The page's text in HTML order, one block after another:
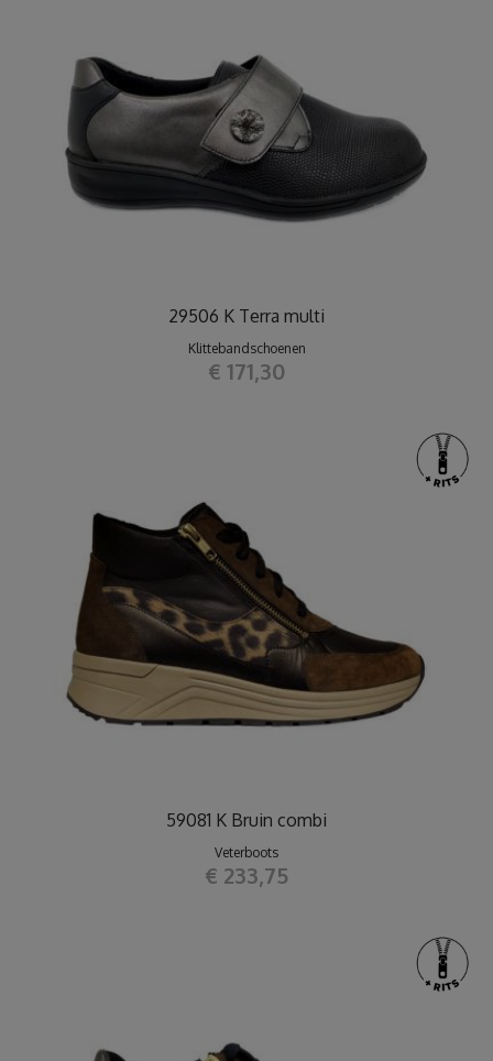
29506 K Terra multi
Klittebandschoenen
€ 171,30
59081 K Bruin combi
Veterboots
€ 233,75